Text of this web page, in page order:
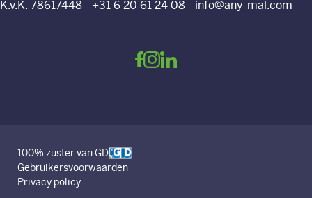
K.v.K: 78617448 - +31 6 20 61 24 08 - info@any-mal.com
100% zuster van GD
Gebruikersvoorwaarden
Privacy policy